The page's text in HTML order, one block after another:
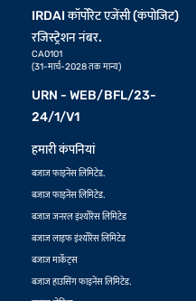
IRDAI कॉर्पोरेट एजेंसी (कंपोजिट)
रजिस्ट्रेशन नंबर.
CA0101
(31-मार्च-2028 तक मान्य)
URN - WEB/BFL/23-
24/1/V1
हमारी कंपनियां
बजाज फाइनेंस लिमिटेड.
बजाज फाइनेंस लिमिटेड.
बजाज जनरल इंश्योरेंस लिमिटेड
बजाज लाइफ इंश्योरेंस लिमिटेड
बजाज मार्केट्स
बजाज हाउसिंग फाइनेंस लिमिटेड.